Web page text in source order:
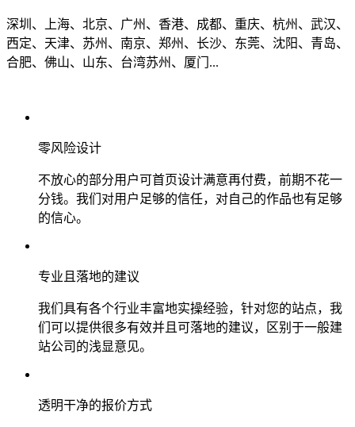
深圳、上海、北京、广州、香港、成都、重庆、杭州、武汉、
西定、天津、苏州、南京、郑州、长沙、东莞、沈阳、青岛、
合肥、佛山、山东、台湾苏州、厦门...
零风险设计
不放心的部分用户可首页设计满意再付费，前期不花一
分钱。我们对用户足够的信任，对自己的作品也有足够
的信心。
专业且落地的建议
我们具有各个行业丰富地实操经验，针对您的站点，我
们可以提供很多有效并且可落地的建议，区别于一般建
站公司的浅显意见。
透明干净的报价方式